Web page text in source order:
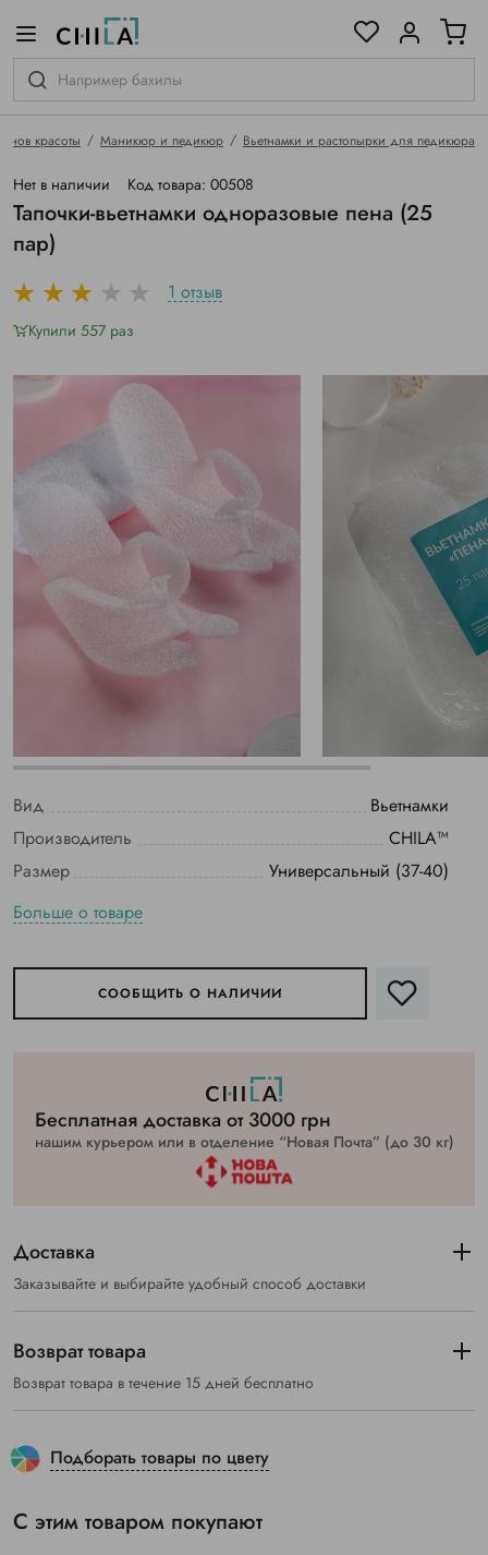
красоты Маникюр и педикюр Вьетнамки и растопырки для педикюра
Нет в наличии Код товара: 00508
Тапочки-вьетнамки одноразовые пена (25
пар)
1 отзыв
Купили 557 раз
Вид
Вьетнамки
Производитель
CHILA™
Размер
Универсальный (37-40)
Больше о товаре
СООБЩИТЬ О НАЛИЧИИ
Бесплатная доставка от 3000 грн
нашим курьером или в отделение “Новая Почта” (до 30 кг)
Доставка
Заказывайте и выбирайте удобный способ доставки
Возврат товара
Возврат товара в течение 15 дней бесплатно
Подборать товары по цвету
С этим товаром покупают
гамме